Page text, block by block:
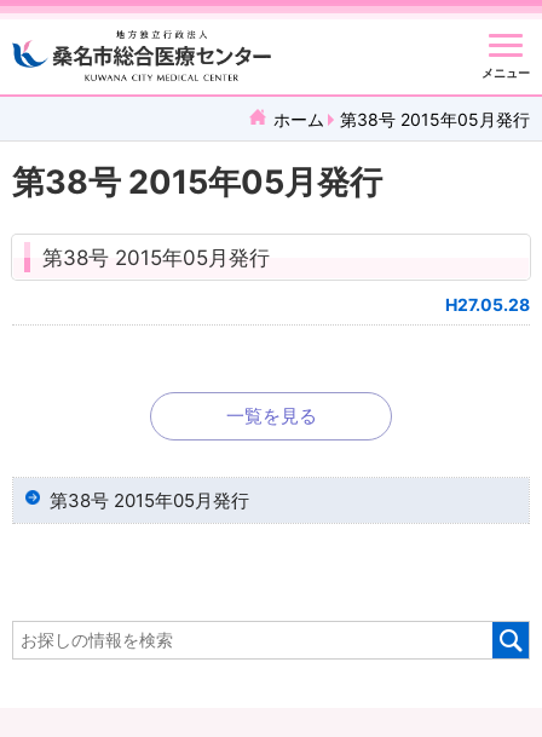
メニュー
ホーム 第38号 2015年05月発行
第38号 2015年05月発行
第38号 2015年05月発行
H27.05.28
一覧を見る
第38号 2015年05月発行